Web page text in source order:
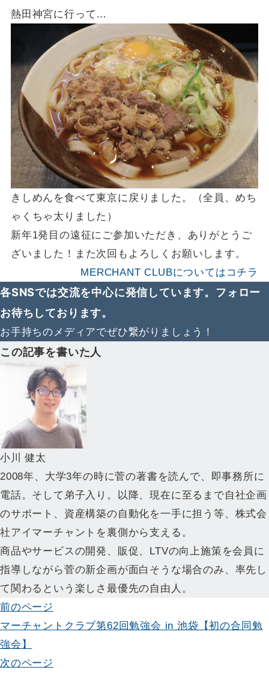
熱田神宮に行って…
きしめんを食べて東京に戻りました。（全員、めち
ゃくちゃ太りました）
新年1発目の遠征にご参加いただき、ありがとうご
ざいました！また次回もよろしくお願いします。
MERCHANT CLUBについてはコチラ
各SNSでは交流を中心に発信しています。フォロー
お待ちしております。
お手持ちのメディアでぜひ繋がりましょう！
この記事を書いた人
小川 健太
2008年、大学3年の時に菅の著書を読んで、即事務所に
電話。そして弟子入り。以降、現在に至るまで自社企画
のサポート、資産構築の自動化を一手に担う等、株式会
社アイマーチャントを裏側から支える。
商品やサービスの開発、販促、LTVの向上施策を会員に
指導しながら菅の新企画が面白そうな場合のみ、率先し
て関わるという楽しさ最優先の自由人。
投
稿
ナ
前のページ
マーチャントクラブ第62回勉強会 in 池袋【初の合同勉
強会】
次のページ